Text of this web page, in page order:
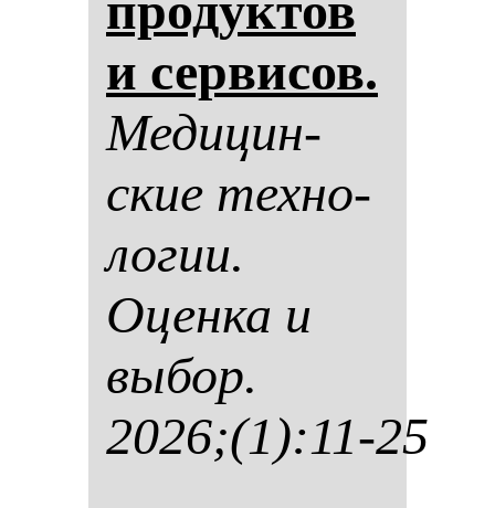
и сер­ви­сов.
Ме­ди­цин­
ские тех­но­
ло­гии.
Оцен­ка и
вы­бор.
2026;(1):11-25